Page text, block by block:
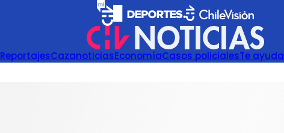
ReportajesCazanoticiasEconomíaCasos policialesTe ayuda